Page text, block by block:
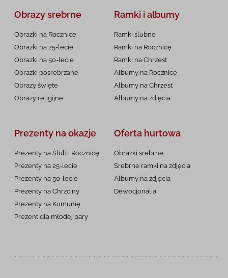
Obrazy srebrne
Obrazki na Rocznicę
Obrazki na 25-lecie
Obrazki na 50-lecie
Obrazki posrebrzane
Obrazy święte
Obrazy religijne
Ramki i albumy
Ramki ślubne
Ramki na Rocznicę
Ramki na Chrzest
Albumy na Rocznicę
Albumy na Chrzest
Albumy na zdjęcia
Prezenty na okazje
Prezenty na Ślub i Rocznicę
Prezenty na 25-lecie
Prezenty na 50-lecie
Prezenty na Chrzciny
Prezenty na Komunię
Prezent dla młodej pary
Oferta hurtowa
Obrazki srebrne
Srebrne ramki na zdjęcia
Albumy na zdjęcia
Dewocjonalia